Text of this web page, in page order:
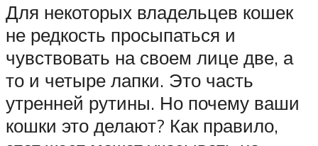
Для некоторых владельцев кошек
не редкость просыпаться и
чувствовать на своем лице две, а
то и четыре лапки. Это часть
утренней рутины. Но почему ваши
кошки это делают? Как правило,